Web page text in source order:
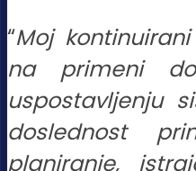
“Moj
na primeni
uspostavljenju
doslednost
planiranje,